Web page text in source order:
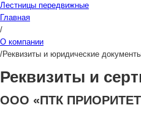
Лестницы передвижные
Главная
/
О компании
/Реквизиты и юридические
Реквизиты и
ООО «ПТК